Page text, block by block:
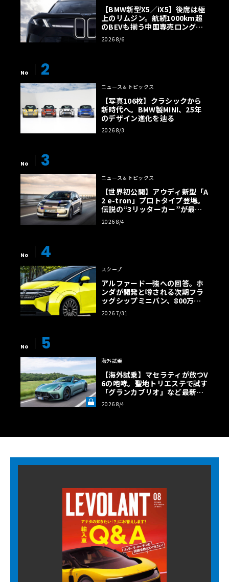
【BMW新型X5／iX5】後席は極
上のリムジン。航続1000km超
のBEVも揃う中国専売ロング仕
様の全貌
2026 8/6
No 2
ニュース＆トピックス
【写真106枚】クラシックから
新時代へ。BMW製MINI、25年
のデザイン進化を辿る
2026 8/3
No 3
ニュース＆トピックス
【世界初公開】アウディ新型「A
2 e-tron」プロトタイプ登場。
伝説の“3リッターカー”が最高
効率エントリーBEVとして復活
【画像38枚】
2026 8/4
No 4
スクープ
アルファード一強への回答。ホ
ンダが開発と噂される次期フラ
ッグシップミニバン、800万円
超の勝算【予想CG】
2026 7/31
No 5
海外試乗
【海外試乗】マセラティが放つV
6の咆哮。聖地トリエステで試す
「グランカブリオ」など最新ト
ロフェオ3台の官能評価《LE VO
LANT LAB》
2026 8/4